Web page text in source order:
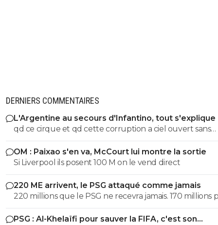
DERNIERS COMMENTAIRES
L'Argentine au secours d'Infantino, tout s'explique
qd ce cirque et qd cette corruption a ciel ouvert sans
complexe va s arreter. les magouilles enormes meme plus
cachées, ils s en vantent meme! les magouilles avec Trump, l
attrbution de la CDM au Qatar, le logement dans ce pays, et
pour finir l oiverture aux privés, juste pour prendre du
partout pour avoir une place. ptin de footballl
OM : Paixao s'en va, McCourt lui montre la sortie
Si Liverpool ils posent 100 M on le vend direct
220 ME arrivent, le PSG attaqué comme jamais
220 millions que le PSG ne recevra jamais. 170 millions
Barcola et 50 pour M'Baye... Il ne faut pas prendre ses
pour des réalités. Personne ne payera ce prix pour là
PSG : Al-Khelaïfi pour sauver la FIFA, c'est son